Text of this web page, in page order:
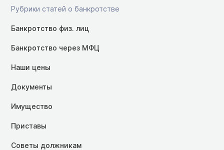
Рубрики статей о банкротстве
Банкротство физ. лиц
Банкротство через МФЦ
Наши цены
Документы
Имущество
Приставы
Советы должникам